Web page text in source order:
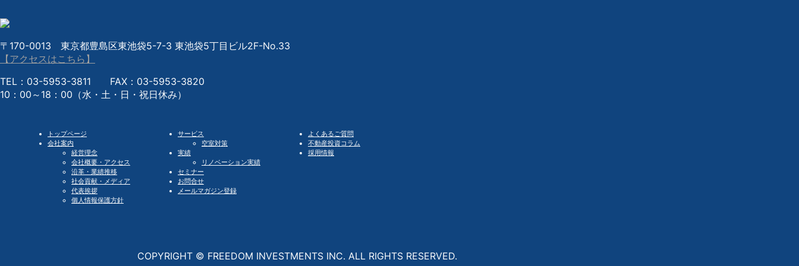
〒170-0013 東京都豊島区東池袋5-7-3 東池袋5丁目ビル2F-No.33
【アクセスはこちら】
TEL：03-5953-3811 FAX：03-5953-3820
10：00～18：00（水・土・日・祝日休み）
トップページ
会社案内
経営理念
会社概要・アクセス
沿革・業績推移
社会貢献・メディア
代表挨拶
個人情報保護方針
サービス
空室対策
実績
リノベーション実績
セミナー
お問合せ
メールマガジン登録
よくあるご質問
不動産投資コラム
採用情報
COPYRIGHT © FREEDOM INVESTMENTS INC. ALL RIGHTS RESERVED.